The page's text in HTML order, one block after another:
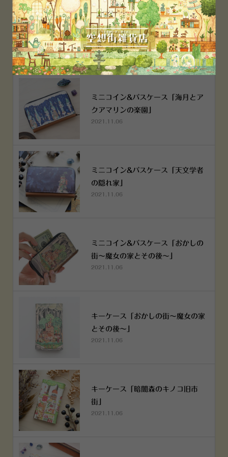
空想街雑貨店《吉祥寺本店》４月２
５日OPEN!
2022.03.29
ミニコイン&パスケース「海月とア
クアマリンの楽園」
2021.11.06
ミニコイン&パスケース「天文学者
の隠れ家」
2021.11.06
ミニコイン&パスケース「おかしの
街～魔女の家とその後～」
2021.11.06
キーケース「おかしの街～魔女の家
とその後～」
2021.11.06
キーケース「暗闇森のキノコ旧市
街」
2021.11.06